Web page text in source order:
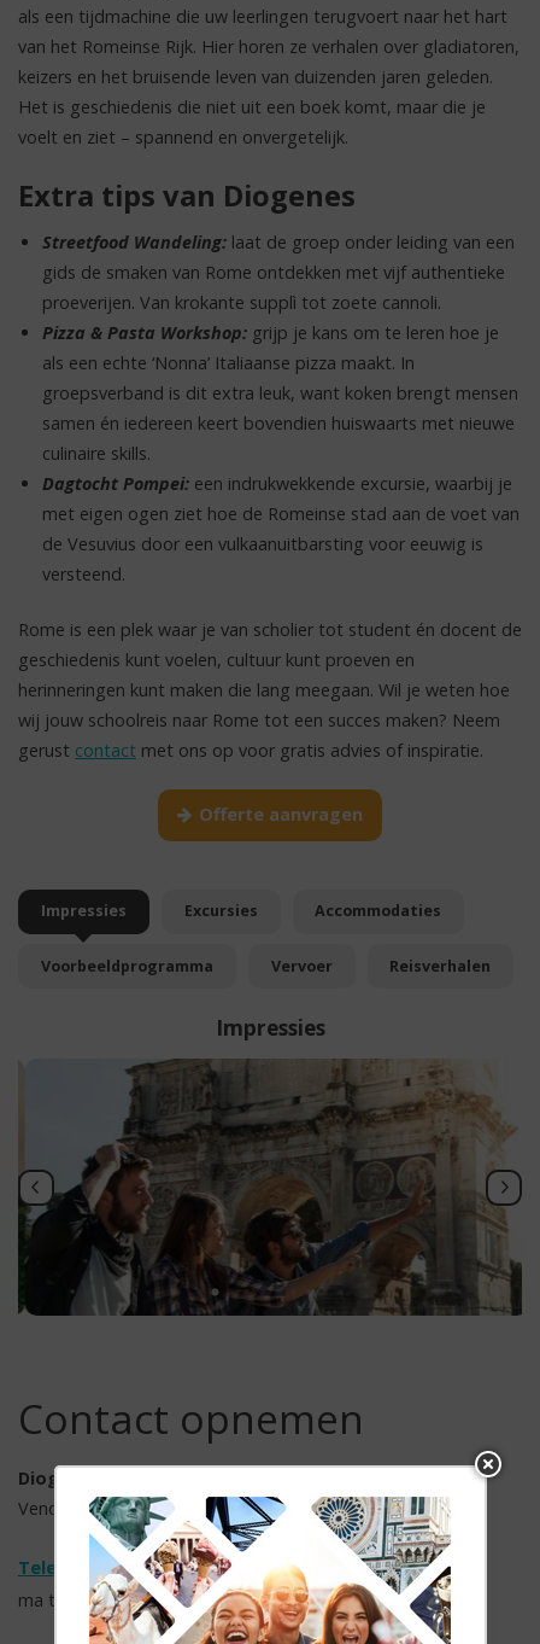
als een tijdmachine die uw leerlingen terugvoert naar het hart
van het Romeinse Rijk. Hier horen ze verhalen over gladiatoren,
keizers en het bruisende leven van duizenden jaren geleden.
Het is geschiedenis die niet uit een boek komt, maar die je
voelt en ziet – spannend en onvergetelijk.
Extra tips van Diogenes
Streetfood Wandeling: laat de groep onder leiding van een
gids de smaken van Rome ontdekken met vijf authentieke
proeverijen. Van krokante supplì tot zoete cannoli.
Pizza & Pasta Workshop: grijp je kans om te leren hoe je
als een echte ‘Nonna’ Italiaanse pizza maakt. In
groepsverband is dit extra leuk, want koken brengt mensen
samen én iedereen keert bovendien huiswaarts met nieuwe
culinaire skills.
Dagtocht Pompei: een indrukwekkende excursie, waarbij je
met eigen ogen ziet hoe de Romeinse stad aan de voet van
de Vesuvius door een vulkaanuitbarsting voor eeuwig is
versteend.
Rome is een plek waar je van scholier tot student én docent de
geschiedenis kunt voelen, cultuur kunt proeven en
herinneringen kunt maken die lang meegaan. Wil je weten hoe
wij jouw schoolreis naar Rome tot een succes maken? Neem
gerust contact met ons op voor gratis advies of inspiratie.
Offerte aanvragen
Impressies Excursies Accommodaties
Voorbeeldprogramma Vervoer Reisverhalen
Impressies
Contact opnemen
Diogenes Reizen
Vendelier 61, 3905 PD Veenendaal
Telefoonnummer: 088-1030700
ma t/m vr 09.00 - 17:00 uur